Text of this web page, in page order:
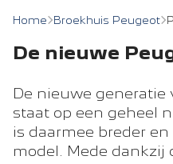
Home Broekhuis Peugeot
De nieuwe
De nieuwe generatie
staat op een geheel
is daarmee breder
model. Mede dankzij